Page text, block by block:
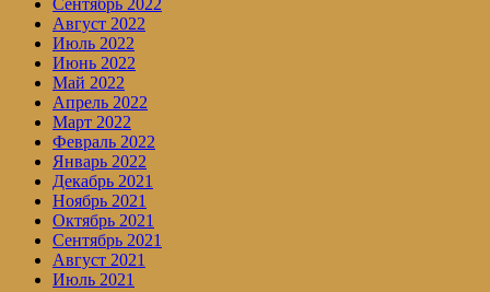
Сентябрь 2022
Август 2022
Июль 2022
Июнь 2022
Май 2022
Апрель 2022
Март 2022
Февраль 2022
Январь 2022
Декабрь 2021
Ноябрь 2021
Октябрь 2021
Сентябрь 2021
Август 2021
Июль 2021